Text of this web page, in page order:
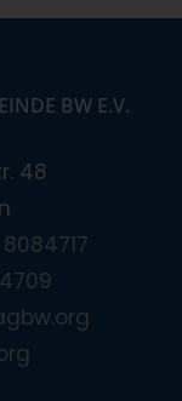
BW E.V.
48
8084717